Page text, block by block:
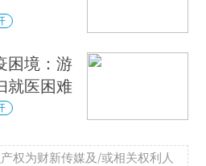
困境：游
就医困难
权为财新传媒及/或相关权利人